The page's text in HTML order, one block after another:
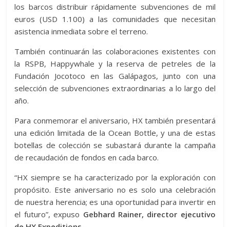
los barcos distribuir rápidamente subvenciones de mil
euros (USD 1.100) a las comunidades que necesitan
asistencia inmediata sobre el terreno.
También continuarán las colaboraciones existentes con
la RSPB, Happywhale y la reserva de petreles de la
Fundación Jocotoco en las Galápagos, junto con una
selección de subvenciones extraordinarias a lo largo del
año.
Para conmemorar el aniversario, HX también presentará
una edición limitada de la Ocean Bottle, y una de estas
botellas de colección se subastará durante la campaña
de recaudación de fondos en cada barco.
“HX siempre se ha caracterizado por la exploración con
propósito. Este aniversario no es solo una celebración
de nuestra herencia; es una oportunidad para invertir en
el futuro”, expuso Gebhard Rainer, director ejecutivo